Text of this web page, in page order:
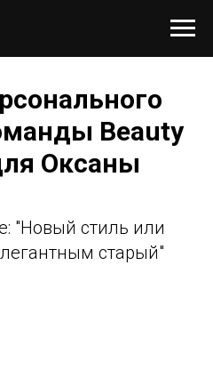
Beauty
Оксаны
"Новый стиль или
старый"